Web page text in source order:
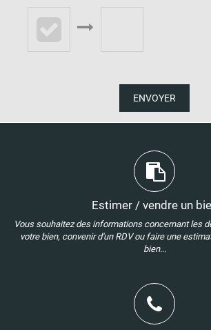
ENVOYER
Estimer / vendre un
Vous souhaitez des informations concernant les
votre bien, convenir d'un RDV ou faire une
bien...